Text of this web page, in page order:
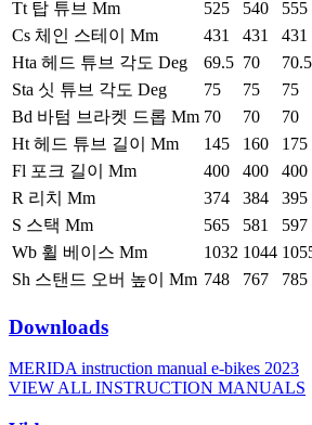
Tt 탑 튜브 Mm
525 540 555
Cs 체인 스테이 Mm
431 431 431
Hta 헤드 튜브 각도 Deg
69.5 70 70.5
Sta 싯 튜브 각도 Deg
75 75 75
Bd 바텀 브라켓 드롭 Mm 70 70 70
Ht 헤드 튜브 길이 Mm
145 160 175
Fl 포크 길이 Mm
400 400 400
R 리치 Mm
374 384 395
S 스택 Mm
565 581 597
Wb 휠 베이스 Mm
1032 1044
Sh 스탠드 오버 높이 Mm 748 767 785
Downloads
MERIDA instruction manual e-bikes 2023
VIEW ALL INSTRUCTION MANUALS